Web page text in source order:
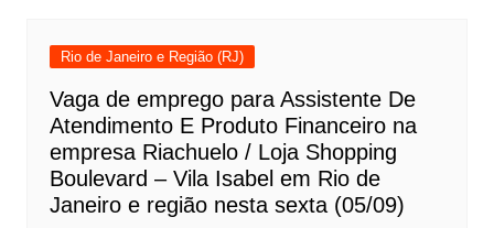
Rio de Janeiro e Região (RJ)
Vaga de emprego para Assistente De
Atendimento E Produto Financeiro na
empresa Riachuelo / Loja Shopping
Boulevard – Vila Isabel em Rio de
Janeiro e região nesta sexta (05/09)